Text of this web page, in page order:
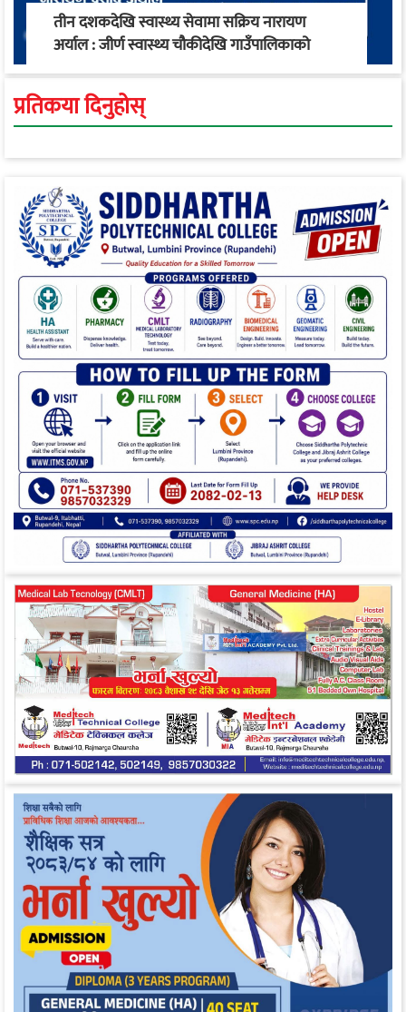
तीन दशकदेखि स्वास्थ्य सेवामा सक्रिय नारायण
अर्याल : जीर्ण स्वास्थ्य चौकीदेखि गाउँपालिकाको
स्वास्थ्य रूपान्तरण सम्म
प्रतिकया दिनुहोस्